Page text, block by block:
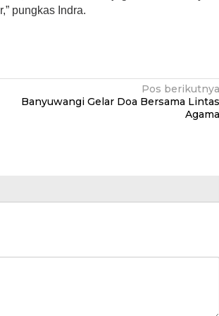
pungkas Indra.
Pos berikutnya
Banyuwangi Gelar Doa Bersama Lintas
Agama